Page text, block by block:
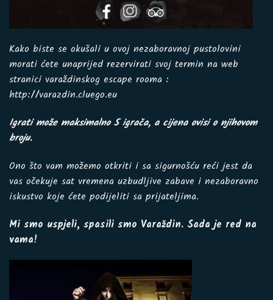
Kako biste se okušali u ovoj nezaboravnoj pustolovini
morati ćete unaprijed rezervirati svoj termin na web
stranici varaždinskog escape rooma :
http://varazdin.cluego.eu
Igrati može maksimalno 5 igrača, a cijena ovisi o njihovom
broju.
Ono što vam možemo otkriti i sa sigurnošću reći jest da
vas očekuje sat vremena uzbudljive zabave i nezaboravno
iskustvo koje ćete podijeliti sa prijateljima.
Mi smo uspjeli, spasili smo Varaždin. Sada je red na
vama!